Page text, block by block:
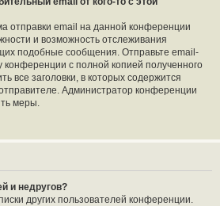
отправки email на данной конференции
и возможность отслеживания
подобные сообщения. Отправьте email-
с полной копией полученного
все заголовки, в которых содержится
Администратор конференции
меры.
и недругов?
других пользователей конференции.